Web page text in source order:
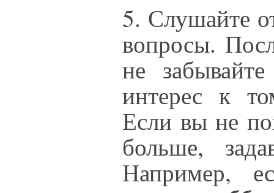
5. Слушайте
вопросы.
не
интерес к
Если вы не
больше,
Например,